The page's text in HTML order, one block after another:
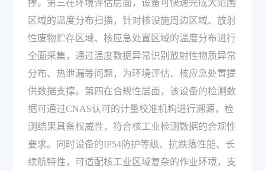
撑。第三在环境评估层面，设备可快速完成大范围
区域的温度分布扫描，针对核设施周边区域、放射
性废物贮存区域、核应急处置区域的温度分布进行
全面采集，通过温度数据异常识别放射性物质异常
分布、热泄漏等问题，为环境评估、核应急处置提
供数据支撑。第四在合规性层面，该设备的检测数
据可通过CNAS认可的计量校准机构进行溯源，检
测结果具备权威性，符合核工业检测数据的合规性
要求。同时设备的IP54防护等级、抗跌落性能、长
续航特性，可适配核工业区域复杂的作业环境，支